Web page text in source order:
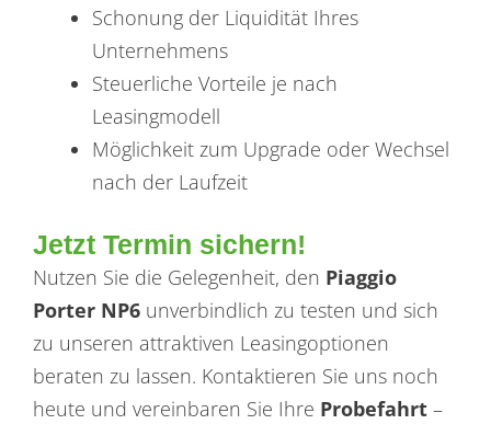
Schonung der Liquidität Ihres
Unternehmens
Steuerliche Vorteile je nach
Leasingmodell
Möglichkeit zum Upgrade oder Wechsel
nach der Laufzeit
Jetzt Termin sichern!
Nutzen Sie die Gelegenheit, den Piaggio
Porter NP6 unverbindlich zu testen und sich
zu unseren attraktiven Leasingoptionen
beraten zu lassen. Kontaktieren Sie uns noch
heute und vereinbaren Sie Ihre Probefahrt –